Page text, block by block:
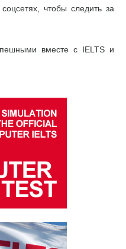
чтобы следить за
вместе с IELTS и